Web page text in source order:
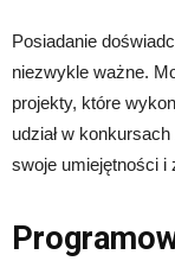
Posiadanie
niezwykle ważne.
projekty, które
udział w
swoje umiejętności i